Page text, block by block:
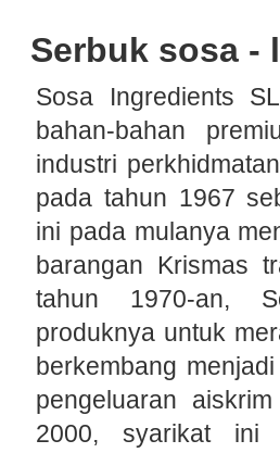
Serbuk sosa -
Sosa Ingredients
bahan-bahan
industri
pada tahun 1967
ini pada mulanya
barangan Krismas
tahun 1970-an,
produknya untuk
berkembang
pengeluaran
2000, syarikat ini